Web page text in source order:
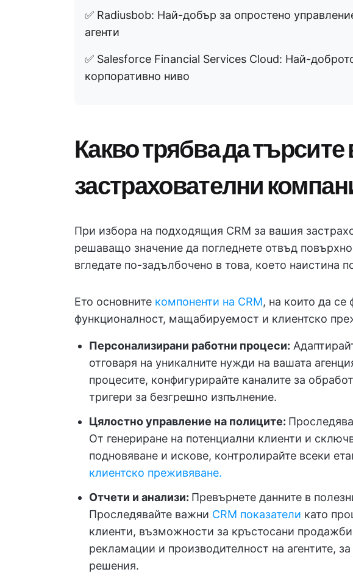
✅ Radiusbob: Най-добър за опростено
агенти
✅ Salesforce Financial Services Cloud: Най-
корпоративно ниво
Какво трябва да търсите
застрахователни
При избора на подходящия CRM за вашия
решаващо значение да погледнете отвъд
вгледате по-задълбочено в това, което наистина
Ето основните компоненти на CRM, на които да се
функционалност, мащабируемост и клиентско
Персонализирани работни процеси:
отговаря на уникалните нужди на вашата
процесите, конфигурирайте каналите за
тригери за безгрешно изпълнение.
Цялостно управление на полиците:
От генериране на потенциални клиенти и
подновяване и искове, контролирайте всеки
клиентско преживяване.
Отчети и анализи: Превърнете данните в
Проследявайте важни CRM показатели като
клиенти, възможности за кръстосани
рекламации и производителност на агентите,
решения.